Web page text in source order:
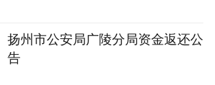
扬州市公安局广陵分局资金返还公
告